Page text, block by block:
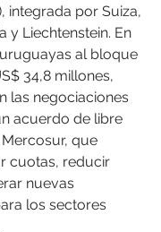
integrada por Suiza,
y Liechtenstein. En
al bloque
34,8 millones,
las negociaciones
acuerdo de libre
que
cuotas, reducir
nuevas
los sectores